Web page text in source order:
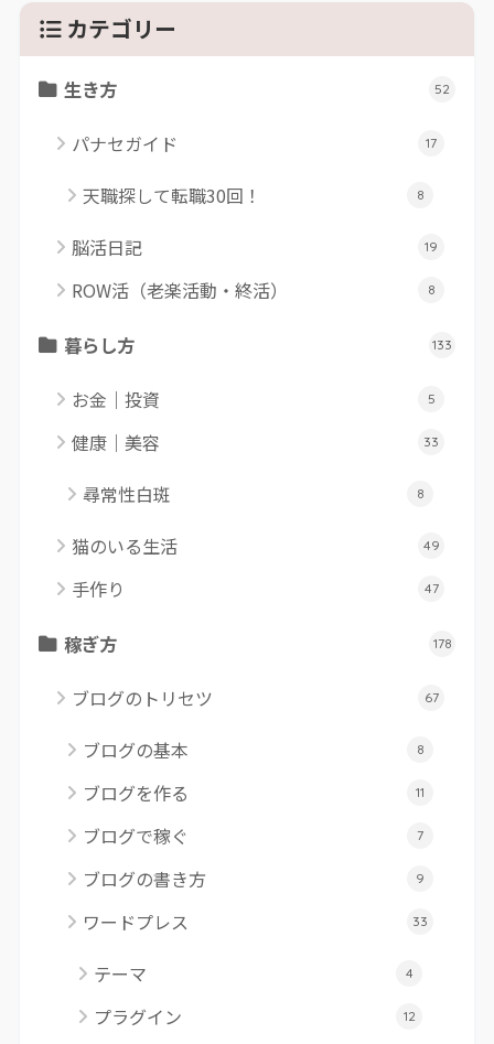
カテゴリー
生き方 52
パナセガイド 17
天職探して転職30回！ 8
脳活日記 19
ROW活（老楽活動・終活） 8
暮らし方 133
お金｜投資 5
健康｜美容 33
尋常性白斑 8
猫のいる生活 49
手作り 47
稼ぎ方 178
ブログのトリセツ 67
ブログの基本 8
ブログを作る 11
ブログで稼ぐ 7
ブログの書き方 9
ワードプレス 33
テーマ 4
プラグイン 12